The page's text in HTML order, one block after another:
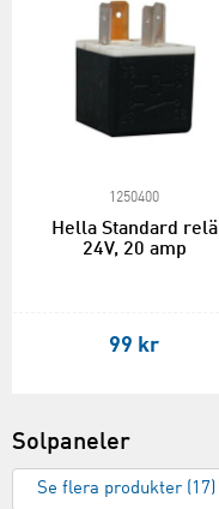
1250400
Hella Standard relä
24V, 20 amp
99 kr
Solpaneler
Se flera produkter (17)